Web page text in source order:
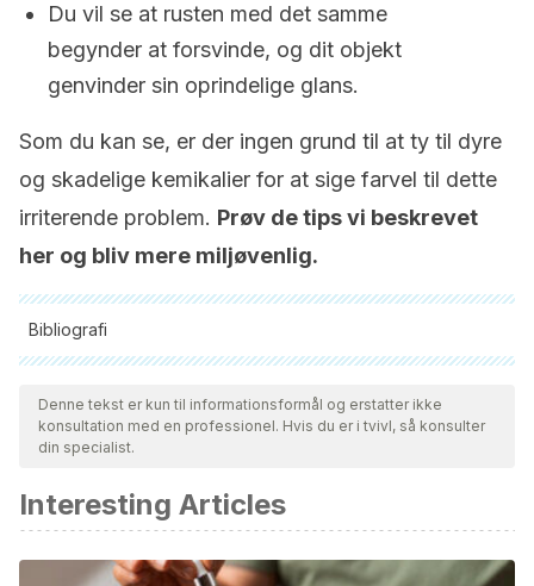
Du vil se at rusten med det samme
begynder at forsvinde, og dit objekt
genvinder sin oprindelige glans.
Som du kan se, er der ingen grund til at ty til dyre
og skadelige kemikalier for at sige farvel til dette
irriterende problem. Prøv de tips vi beskrevet
her og bliv mere miljøvenlig.
Bibliografi
Alle citerede kilder blev grundigt gennemgået af vores team
for at sikre deres kvalitet, pålidelighed, aktualitet og validitet.
Bibliografien i denne artikel blev betragtet som pålidelig og af
Services, N. J. D. of H. and S. (2001). Hoja informativa sobre
substancias peligrosas (óxido de hierro). New Jersey
Department of Health and Seniors Services, 1671, 6.
Denne tekst er kun til informationsformål og erstatter ikke
konsultation med en professionel. Hvis du er i tvivl, så konsulter
din specialist.
Interesting Articles